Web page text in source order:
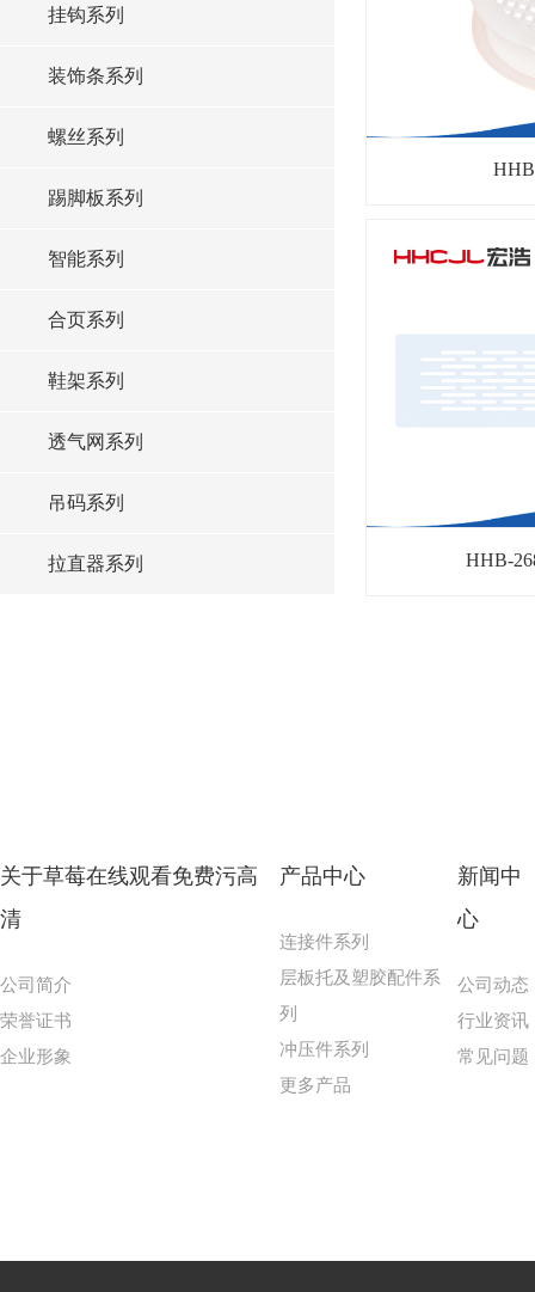
挂钩系列
装饰条系列
螺丝系列
踢脚板系列
智能系列
合页系列
鞋架系列
透气网系列
吊码系列
拉直器系列 HHB-
关于草莓在线观看免费污高
清
公司简介
荣誉证书
企业形象
产品中心
连接件系列
层板托及塑胶配件系
列
冲压件系列
更多产品
新闻中
心
公司动态
行业资讯
常见问题